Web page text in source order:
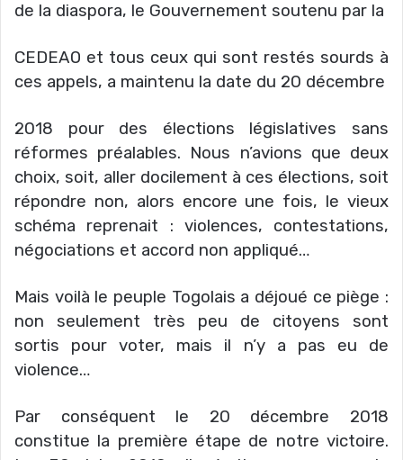
de la diaspora, le Gouvernement soutenu par la
CEDEAO et tous ceux qui sont restés sourds à
ces appels, a maintenu la date du 20 décembre
2018 pour des élections législatives sans
réformes préalables. Nous n’avions que deux
choix, soit, aller docilement à ces élections, soit
répondre non, alors encore une fois, le vieux
schéma reprenait : violences, contestations,
négociations et accord non appliqué…
Mais voilà le peuple Togolais a déjoué ce piège :
non seulement très peu de citoyens sont
sortis pour voter, mais il n’y a pas eu de
violence…
Par conséquent le 20 décembre 2018
constitue la première étape de notre victoire.